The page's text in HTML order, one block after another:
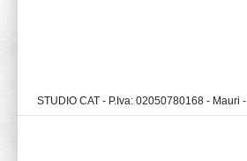
STUDIO CAT - P.Iva: 02050780168 - Mauri